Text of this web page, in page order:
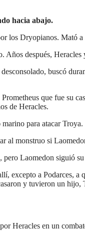
hacia abajo.
los Dryopianos. Mató
Años después,
buscó
que fue su
de Heracles.
para atacar
monstruo si
Laomedon siguió
excepto a Podarces,
y tuvieron un hijo,
Heracles en un